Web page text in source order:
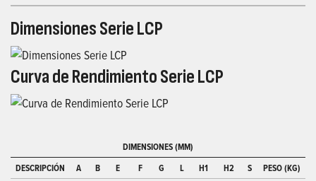
Dimensiones Serie LCP
Curva de Rendimiento Serie LCP
DIMENSIONES (MM)
DESCRIPCIÓN
A B E F G L H1 H2 S PESO (KG)